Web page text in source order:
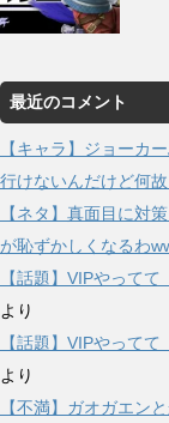
最近のコメント
【キャラ】ジョーカ
行けないんだけど何故
【ネタ】真面目に対
が恥ずかしくなるわ
【話題】VIPやって
より
【話題】VIPやって
より
【不満】ガオガエン